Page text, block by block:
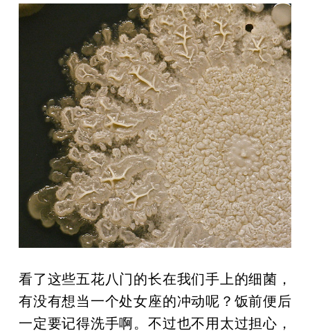
看了这些五花八门的长在我们手上的细菌，
有没有想当一个处女座的冲动呢？饭前便后
一定要记得洗手啊。不过也不用太过担心，